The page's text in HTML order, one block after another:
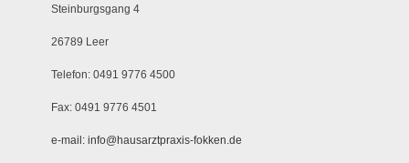
Steinburgsgang 4
26789 Leer
Telefon: 0491 9776 4500
Fax: 0491 9776 4501
e-mail: info@hausarztpraxis-fokken.de